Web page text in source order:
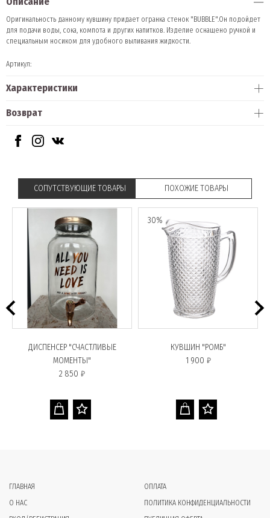
Оригинальность данному кувшину придает огранка стенок "BUBBLE".Он подойдет
для подачи воды, сока, компота и других напитков. Изделие оснащено ручкой и
специальным носиком для удобного выливания жидкости.
Артикул:
Характеристики
Возврат
СОПУТСТВУЮЩИЕ ТОВАРЫ ПОХОЖИЕ ТОВАРЫ
ДИСПЕНСЕР "СЧАСТЛИВЫЕ
МОМЕНТЫ"
2 850 ₽
30%
КУВШИН "РОМБ"
1 900 ₽
ГЛАВНАЯ
О НАС
ОПЛАТА
ПОЛИТИКА КОНФИДЕНЦИАЛЬНОСТИ